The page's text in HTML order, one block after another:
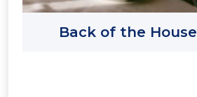
Back of the House